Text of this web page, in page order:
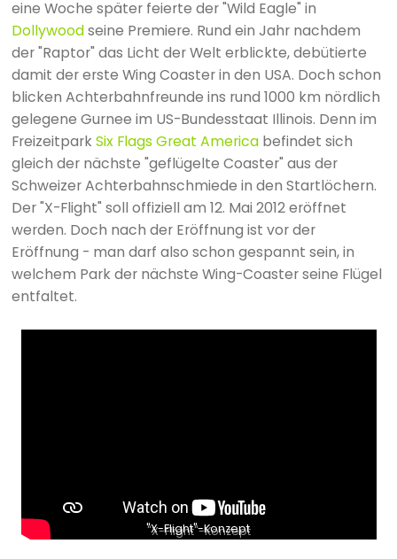
eine Woche später feierte der "Wild Eagle" in
Dollywoodseine Premiere. Rund ein Jahr nachdem
der "Raptor" das Licht der Welt erblickte, debütierte
damit der erste Wing Coaster in den USA. Doch schon
blicken Achterbahnfreunde ins rund 1000 km nördlich
gelegene Gurnee im US-Bundesstaat Illinois. Denn im
Freizeitpark Six Flags Great Americabefindet sich
gleich der nächste "geflügelte Coaster" aus der
Schweizer Achterbahnschmiede in den Startlöchern.
Der "X-Flight" soll offiziell am 12. Mai 2012 eröffnet
werden. Doch nach der Eröffnung ist vor der
Eröffnung - man darf also schon gespannt sein, in
welchem Park der nächste Wing-Coaster seine Flügel
entfaltet.
"X-Flight"-Konzept